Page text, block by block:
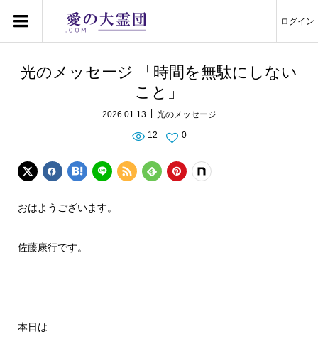
ログイン
光のメッセージ 「時間を無駄にしない
こと」
2026.01.13 光のメッセージ
12 0
おはようございます。
佐藤康行です。
本日は